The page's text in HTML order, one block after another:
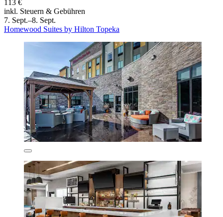
113 €
inkl. Steuern & Gebühren
7. Sept.–8. Sept.
Homewood Suites by Hilton Topeka